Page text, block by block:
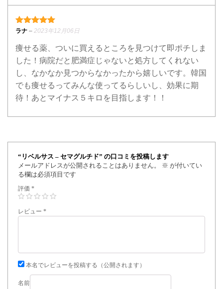
5段階中5の評価
ラナ – 2023年12月06日
痩せる薬、ついに買えるところを見つけて即ポチしま
した！病院だと肥満症じゃないと処方してくれない
し、なかなか見つからなかったから嬉しいです。韓国
でも痩せるってみんな使ってるらしいし、効果に期
待！あとマイナス５キロを目指します！！
“リベルサス – セマグルチド” の口コミを投稿します
メールアドレスが公開されることはありません。
※ が付いてい
る欄は必須項目です
評価 *
レビュー *
本名でレビューを投稿する（公開されます）
名前